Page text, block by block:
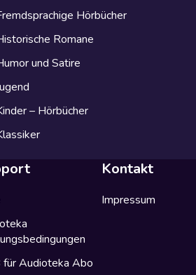
Hörbücher
Romane
und Satire
– Hörbücher
für Audioteka Abo
Kontakt
Impressum